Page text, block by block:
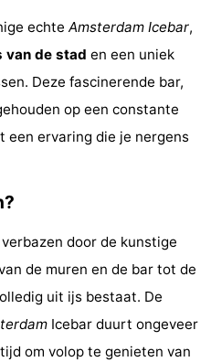
echte Amsterdam Icebar,
van de stad en een uniek
Deze fascinerende bar,
op een constante
een ervaring die je nergens
door de kunstige
de muren en de bar tot de
uit ijs bestaat. De
Icebar duurt ongeveer
om volop te genieten van